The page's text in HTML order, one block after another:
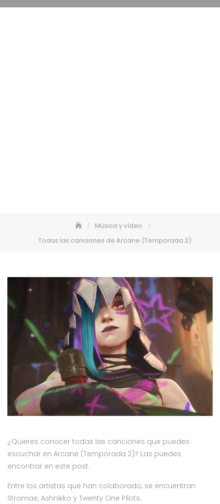
Música y vídeo
Todas las canciones de Arcane (Temporada 2)
¿Quieres conocer todas las canciones que puedes
escuchar en Arcane (Temporada 2)? Las puedes
encontrar en este post.
Entre los artistas que han colaborado, se encuentran
Stromae, Ashnikko y Twenty One Pilots.